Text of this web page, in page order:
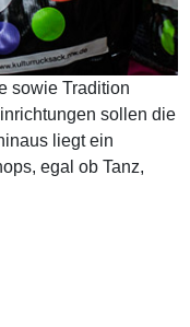
sowie Tradition
sollen die
liegt ein
egal ob Tanz,